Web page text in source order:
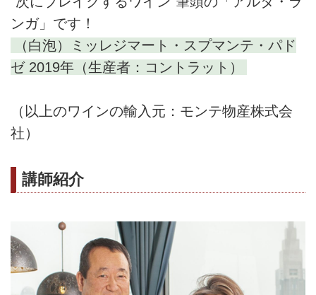
ンガ」です！
（白泡）ミッレジマート・スプマンテ・パド
ゼ 2019年（生産者：コントラット）
（以上のワインの輸入元：モンテ物産株式会
社）
講師紹介